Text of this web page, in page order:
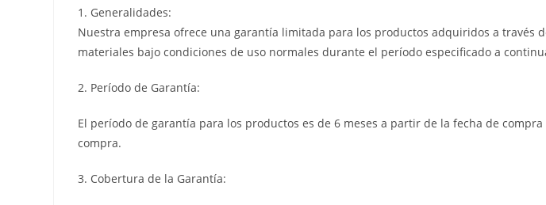
1. Generalidades:
Nuestra empresa ofrece una garantía limitada para los productos adquiridos a través
materiales bajo condiciones de uso normales durante el período especificado a
2. Período de Garantía:
El período de garantía para los productos es de 6 meses a partir de la fecha de
compra.
3. Cobertura de la Garantía: